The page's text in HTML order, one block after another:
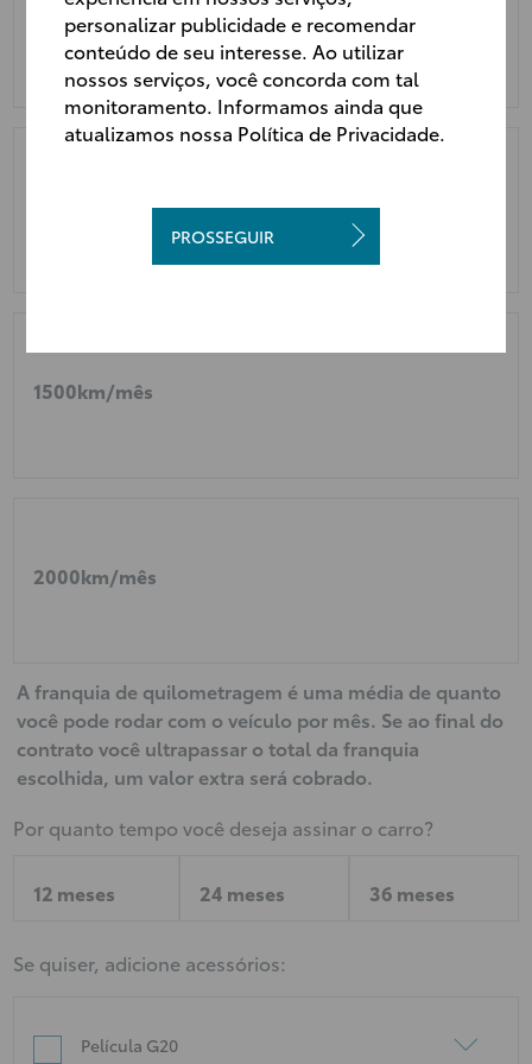
500km/mês
1000km/mês
1500km/mês
2000km/mês
A franquia de quilometragem é uma média de quanto
você pode rodar com o veículo por mês. Se ao final do
contrato você ultrapassar o total da franquia
escolhida, um valor extra será cobrado.
Por quanto tempo você deseja assinar o carro?
12 meses 24 meses 36 meses
Se quiser, adicione acessórios:
Película G20
personalizar publicidade e recomendar
conteúdo de seu interesse. Ao utilizar
nossos serviços, você concorda com tal
monitoramento. Informamos ainda que
atualizamos nossa Política de Privacidade.
PROSSEGUIR